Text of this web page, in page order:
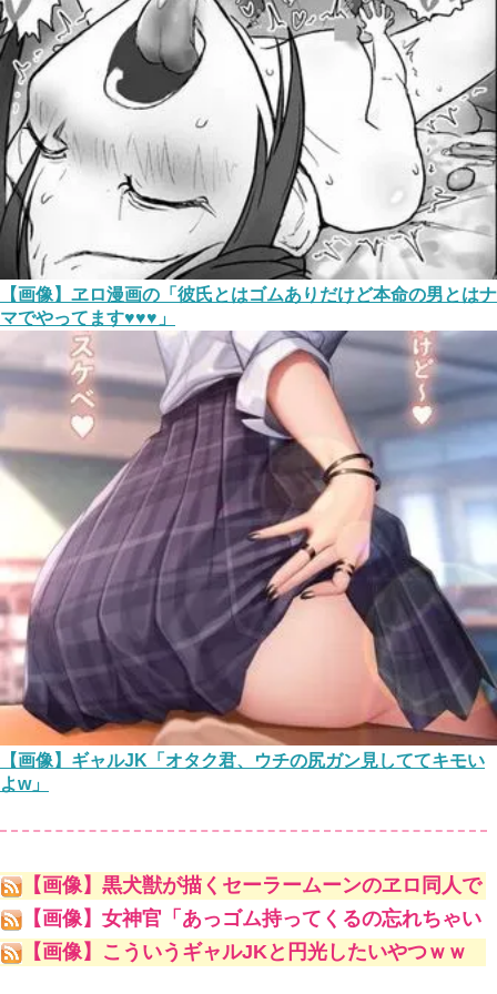
【画像】ヱロ漫画の「彼氏とはゴムありだけど本命の男とはナ
マでやってます♥♥♥」
【画像】ギャルJK「オタク君、ウチの尻ガン見しててキモい
よw」
【画像】黒犬獣が描くセーラームーンのヱロ同人で
一番抜けるキャラといえばｗｗｗｗｗｗ
【画像】女神官「あっゴム持ってくるの忘れちゃい
ました」ゴブリンスレイヤー「問題ない」ﾇﾌﾟﾌﾟ女
神官「やっ！な、生はダメ！あん///」
【画像】こういうギャルJKと円光したいやつｗｗ